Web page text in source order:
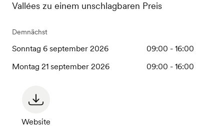
Vallées zu einem unschlagbaren Preis
Demnächst
Sonntag 6 september 2026
09:00 - 16:00
Montag 21 september 2026
09:00 - 16:00
Website